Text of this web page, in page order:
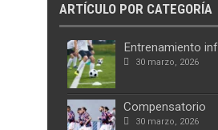
ARTÍCULO POR CATEGORÍA
Entrenamiento
30 marzo, 2026
Compensatorio
30 marzo, 2026